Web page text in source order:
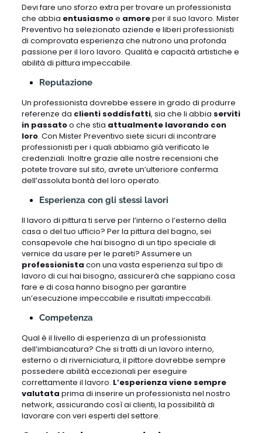
Devi fare uno sforzo extra per trovare un professionista
che abbia entusiasmoe amoreper il suo lavoro. Mister
Preventivo ha selezionato aziende e liberi professionisti
di comprovata esperienza che nutrono una profonda
passione per il loro lavoro. Qualità e capacità artistiche e
abilità di pittura impeccabile.
Reputazione
Un professionista dovrebbe essere in grado di produrre
referenze da clienti soddisfatti, sia che li abbia serviti
in passatoo che stia attualmente lavorando con
loro. Con Mister Preventivo siete sicuri di incontrare
professionisti per i quali abbiamo già verificato le
credenziali. Inoltre grazie alle nostre recensioni che
potete trovare sul sito, avrete un’ulteriore conferma
dell’assoluta bontà del loro operato.
Esperienza con gli stessi lavori
Il lavoro di pittura ti serve per l’interno o l’esterno della
casa o del tuo ufficio? Per la pittura del bagno, sei
consapevole che hai bisogno di un tipo speciale di
vernice da usare per le pareti? Assumere un
professionista con una vasta esperienza sul tipo di
lavoro di cui hai bisogno, assicurerà che sappiano cosa
fare e di cosa hanno bisogno per garantire
un’esecuzione impeccabile e risultati impeccabili.
Competenza
Qual è il livello di esperienza di un professionista
dell’imbiancatura? Che si tratti di un lavoro interno,
esterno o di riverniciatura, il pittore dovrebbe sempre
possedere abilità eccezionali per eseguire
correttamente il lavoro. L’esperienza viene sempre
valutata prima di inserire un professionista nel nostro
network, assicurando così ai clienti, la possibilità di
lavorare con veri esperti del settore.